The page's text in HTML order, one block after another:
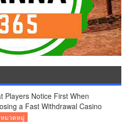
Players Notice First When
a Fast Withdrawal Casino
มวดหมู่